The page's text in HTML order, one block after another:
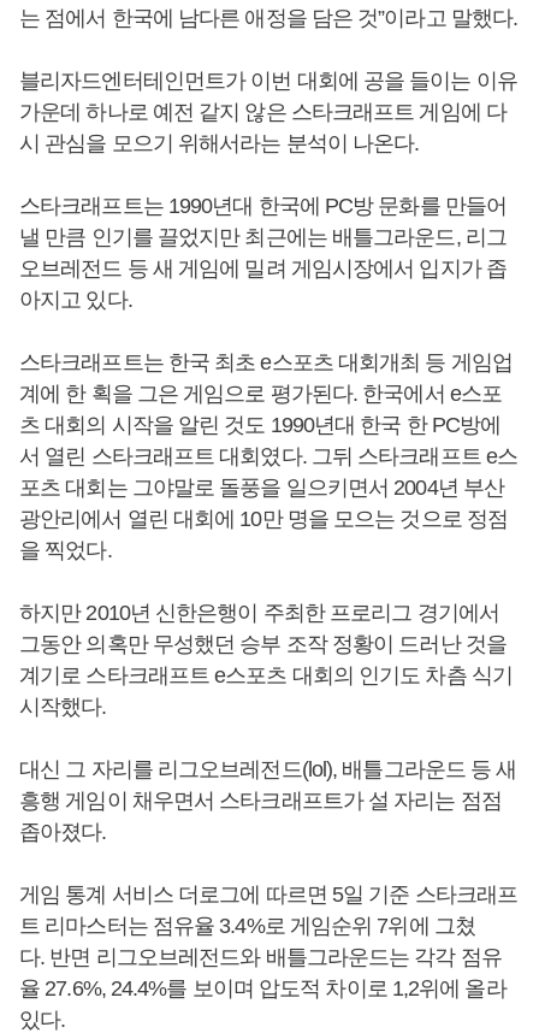
는 점에서 한국에 남다른 애정을 담은 것”이라고 말했다.
블리자드엔터테인먼트가 이번 대회에 공을 들이는 이유
가운데 하나로 예전 같지 않은 스타크래프트 게임에 다
시 관심을 모으기 위해서라는 분석이 나온다.
스타크래프트는 1990년대 한국에 PC방 문화를 만들어
낼 만큼 인기를 끌었지만 최근에는 배틀그라운드, 리그
오브레전드 등 새 게임에 밀려 게임시장에서 입지가 좁
아지고 있다.
스타크래프트는 한국 최초 e스포츠 대회개최 등 게임업
계에 한 획을 그은 게임으로 평가된다. 한국에서 e스포
츠 대회의 시작을 알린 것도 1990년대 한국 한 PC방에
서 열린 스타크래프트 대회였다. 그뒤 스타크래프트 e스
포츠 대회는 그야말로 돌풍을 일으키면서 2004년 부산
광안리에서 열린 대회에 10만 명을 모으는 것으로 정점
을 찍었다.
하지만 2010년 신한은행이 주최한 프로리그 경기에서
그동안 의혹만 무성했던 승부 조작 정황이 드러난 것을
계기로 스타크래프트 e스포츠 대회의 인기도 차츰 식기
시작했다.
대신 그 자리를 리그오브레전드(lol), 배틀그라운드 등 새
흥행 게임이 채우면서 스타크래프트가 설 자리는 점점
좁아졌다.
게임 통계 서비스 더로그에 따르면 5일 기준 스타크래프
트 리마스터는 점유율 3.4%로 게임순위 7위에 그쳤
다. 반면 리그오브레전드와 배틀그라운드는 각각 점유
율 27.6%, 24.4%를 보이며 압도적 차이로 1,2위에 올라
있다.